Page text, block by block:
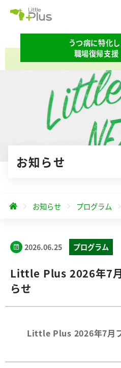
うつ病に特化
職場復帰支
お知らせ
お知らせ プログラム
2026.06.25 プログラム
Little Plus 2026年7
らせ
Little Plus 2026年7月